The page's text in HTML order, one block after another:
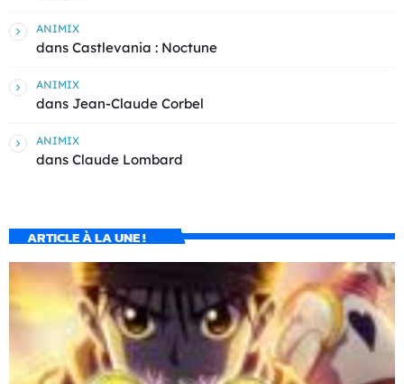
ANIMIX
dans Castlevania : Noctune
ANIMIX
dans Jean-Claude Corbel
ANIMIX
dans Claude Lombard
ARTICLE À LA UNE !